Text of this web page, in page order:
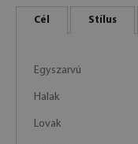
Cél Stílus
Egyszarvú
Halak
Lovak